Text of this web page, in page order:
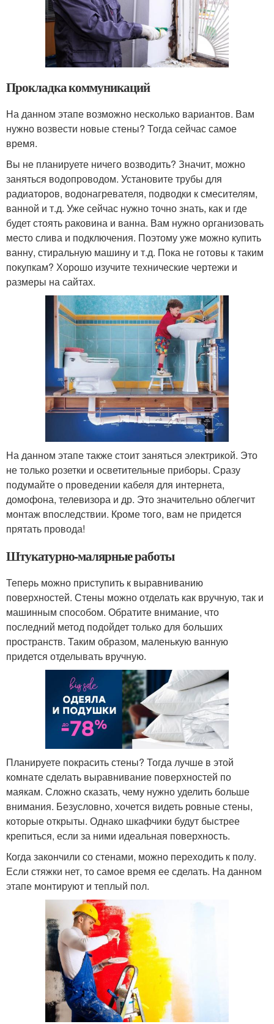
Прокладка коммуникаций
На данном этапе возможно несколько вариантов. Вам
нужно возвести новые стены? Тогда сейчас самое
время.
Вы не планируете ничего возводить? Значит, можно
заняться водопроводом. Установите трубы для
радиаторов, водонагревателя, подводки к смесителям,
ванной и т.д. Уже сейчас нужно точно знать, как и где
будет стоять раковина и ванна. Вам нужно организовать
место слива и подключения. Поэтому уже можно купить
ванну, стиральную машину и т.д. Пока не готовы к таким
покупкам? Хорошо изучите технические чертежи и
размеры на сайтах.
На данном этапе также стоит заняться электрикой. Это
не только розетки и осветительные приборы. Сразу
подумайте о проведении кабеля для интернета,
домофона, телевизора и др. Это значительно облегчит
монтаж впоследствии. Кроме того, вам не придется
прятать провода!
Штукатурно-малярные работы
Теперь можно приступить к выравниванию
поверхностей. Стены можно отделать как вручную, так и
машинным способом. Обратите внимание, что
последний метод подойдет только для больших
пространств. Таким образом, маленькую ванную
придется отделывать вручную.
Планируете покрасить стены? Тогда лучше в этой
комнате сделать выравнивание поверхностей по
маякам. Сложно сказать, чему нужно уделить больше
внимания. Безусловно, хочется видеть ровные стены,
которые открыты. Однако шкафчики будут быстрее
крепиться, если за ними идеальная поверхность.
Когда закончили со стенами, можно переходить к полу.
Если стяжки нет, то самое время ее сделать. На данном
этапе монтируют и теплый пол.